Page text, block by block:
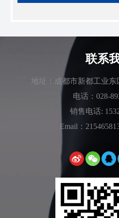
联系
地址：成都市新都工业东
电话：028-
销售电话:
Email：